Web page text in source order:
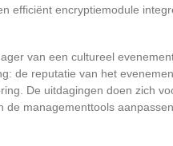
efficiënt encryptiemodule
van een cultureel
de reputatie van het
De uitdagingen doen zich
managementtools